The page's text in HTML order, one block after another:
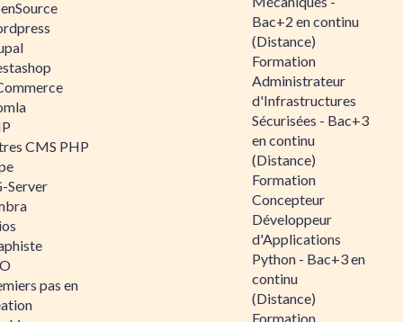
CMS PHP
Server
pas en
Bac+2 en continu
(Distance)
Formation
Administrateur
d'Infrastructures
Sécurisées - Bac+3
en continu
(Distance)
Formation
Concepteur
Développeur
d'Applications
Python - Bac+3 en
continu
(Distance)
Formation